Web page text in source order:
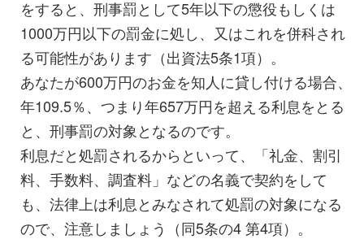
をすると、刑事罰として5年以下の懲役もしくは
1000万円以下の罰金に処し、又はこれを併科され
る可能性があります（出資法5条1項）。
あなたが600万円のお金を知人に貸し付ける場合、
年109.5％、つまり年657万円を超える利息をとる
と、刑事罰の対象となるのです。
利息だと処罰されるからといって、「礼金、割引
料、手数料、調査料」などの名義で契約をして
も、法律上は利息とみなされて処罰の対象になる
ので、注意しましょう（同5条の4 第4項）。